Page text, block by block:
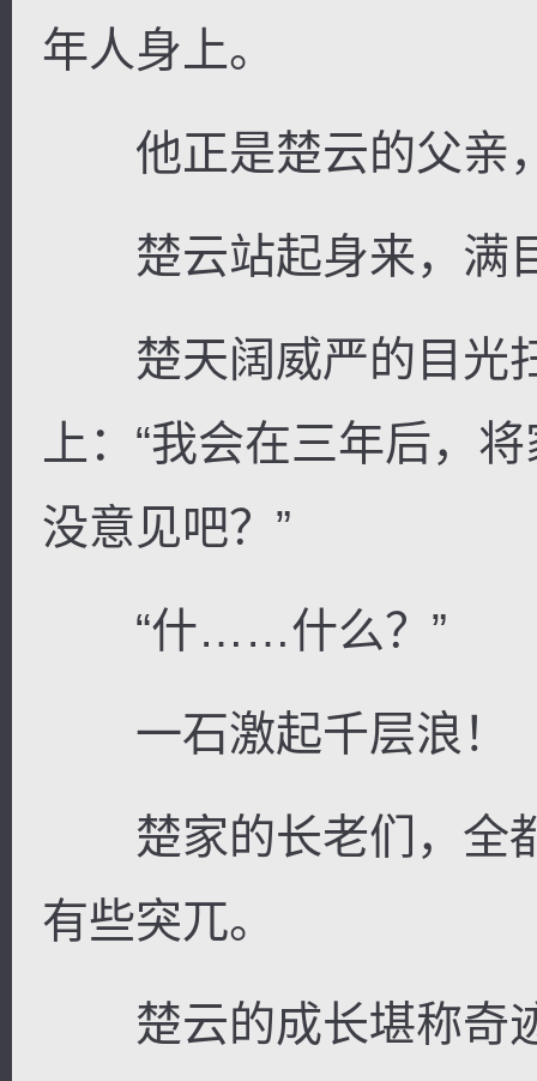
年人身上。
他正是楚云的父亲
楚云站起身来，满
楚天阔威严的目光
上：“我会在三年后，
没意见吧？”
“什……什么？”
一石激起千层浪！
楚家的长老们，全
有些突兀。
楚云的成长堪称奇